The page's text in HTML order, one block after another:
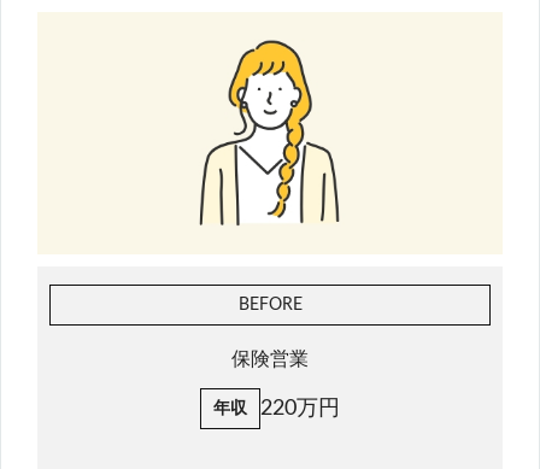
BEFORE
保険営業
年収 220万円